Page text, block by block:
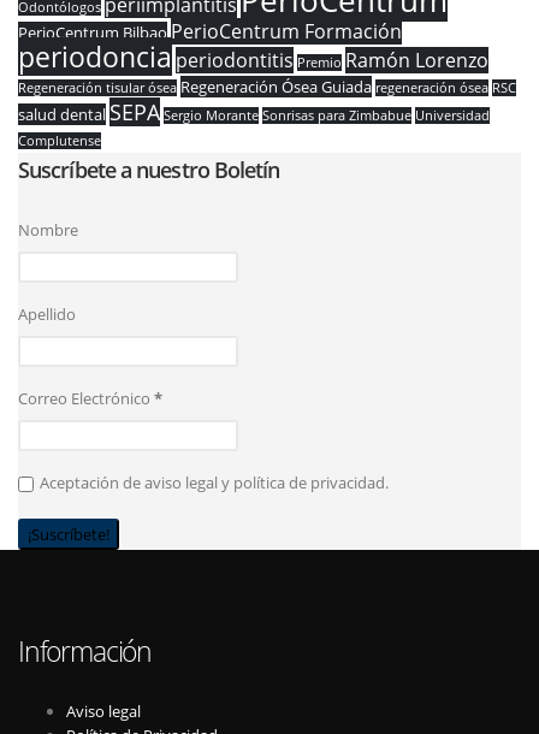
Odontólogos
PerioCentrum Bilbao PerioCentrum Formación
periodoncia periodontitis Premio Ramón Lorenzo
Regeneración tisular ósea Regeneración Ósea Guiada regeneración ósea RSC
salud dental SEPA Sergio Morante Sonrisas para Zimbabue Universidad
Complutense
Suscríbete a nuestro Boletín
Nombre
Apellido
Correo Electrónico *
Aceptación de aviso legal y política de privacidad.
Información
Aviso legal